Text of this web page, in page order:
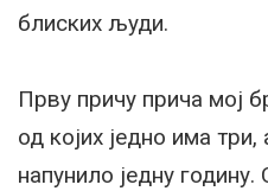
блиских људи.
Прву причу прича мој
од којих једно има три,
напунило једну